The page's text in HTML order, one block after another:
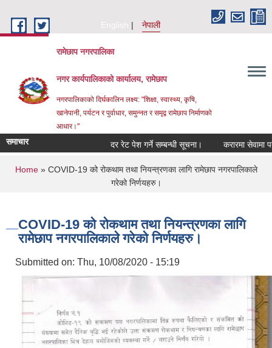
English
नेपाली
रामेछाप नगरपालिका
नगर कार्यपालिकाको कार्यालय, रामेछाप
नगरपालिकाको दिर्घकालिन लक्ष्य: "शिक्षा, स्वास्थ्य, कृषि,
खानेपानी, पर्यटन र पुर्वाधार, समुन्नत र समृद्व रामेछाप निर्माणको
आधार।"
समाचार दर रेट पेश गर्ने सम्बन्धी सूचना। करारमा सेवामा
You are here
Home» COVID-19 को रोकथाम तथा नियन्त्रणका लागि रामेछाप नगरपालिकाले
गरेको निर्णयहरु।
COVID-19 को रोकथाम तथा नियन्त्रणका लागि
रामेछाप नगरपालिकाले गरेको निर्णयहरु।
Submitted on: Thu, 10/08/2020 - 15:19